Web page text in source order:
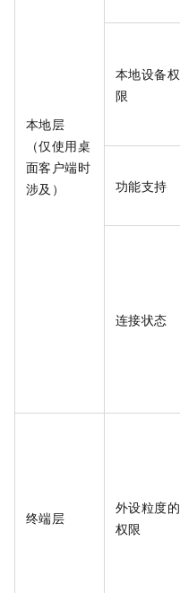
本地层
（仅使用桌
面客户端时
涉及）
本地设备权
限
功能支持
连接状态
终端层
外设粒度的
权限